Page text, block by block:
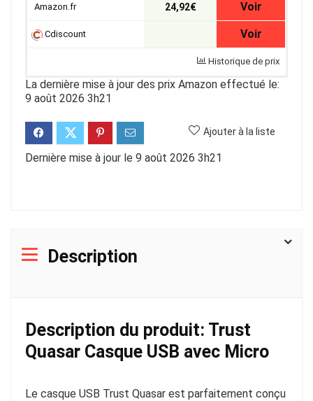
Amazon.fr 24,92€ Voir
Cdiscount Voir
Historique de prix
La dernière mise à jour des prix Amazon effectué le:
9 août 2026 3h21
Ajouter à la liste
Dernière mise à jour le 9 août 2026 3h21
Description
Description du produit: Trust
Quasar Casque USB avec Micro
Le casque USB Trust Quasar est parfaitement conçu